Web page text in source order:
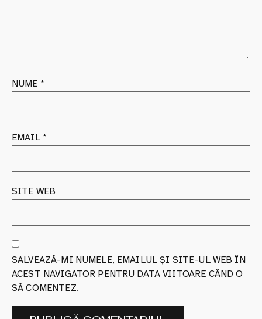
NUME *
EMAIL *
SITE WEB
SALVEAZĂ-MI NUMELE, EMAILUL ȘI SITE-UL WEB ÎN
ACEST NAVIGATOR PENTRU DATA VIITOARE CÂND O
SĂ COMENTEZ.